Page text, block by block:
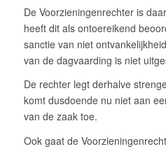
De Voorzieningenrechter is
heeft dit als ontoereikend
sanctie van niet
van de dagvaarding is niet
De rechter legt derhalve
komt dusdoende nu niet aan
van de zaak toe.
Ook gaat de